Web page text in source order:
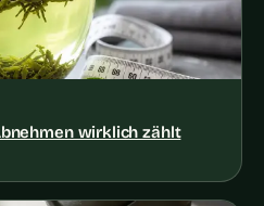
wirklich zählt